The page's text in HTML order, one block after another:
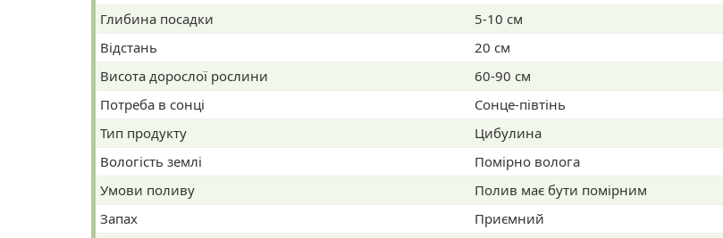
Глибина посадки
5-10 см
Відстань
20 см
Висота дорослої рослини
60-90 см
Потреба в сонці
Сонце-півтінь
Тип продукту
Цибулина
Вологість землі
Помірно волога
Умови поливу
Полив має бути помірним
Запах
Приємний